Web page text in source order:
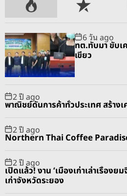
P
o
u
l
a
r
R
e
e
n
6 วัน ago
ทต.ทับมา ขับเ
เขียว
2 ปี ago
พาณิชย์ดันการค้าทั่วประเทศ สร้าง
2 ปี ago
Northern Thai Coffee
2 ปี ago
เปิดแล้ว! งาน ‘เมืองเก่าเล่าเรื่องย
เก่าจังหวัดระยอง